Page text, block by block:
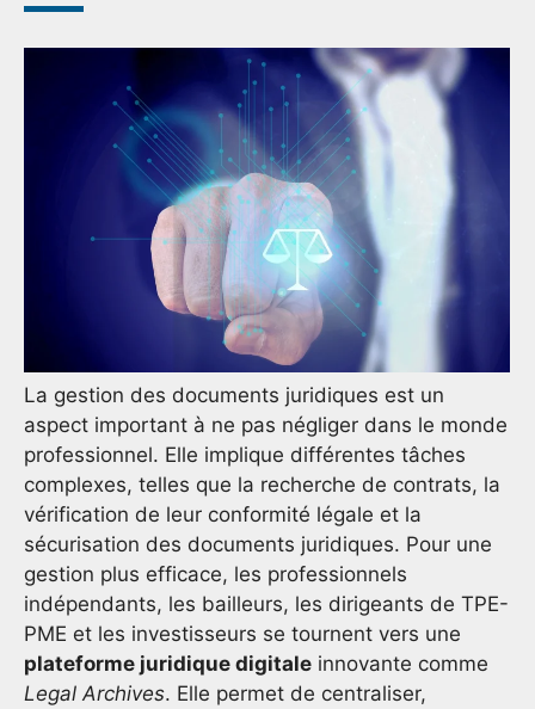
La gestion des documents juridiques est un
aspect important à ne pas négliger dans le monde
professionnel. Elle implique différentes tâches
complexes, telles que la recherche de contrats, la
vérification de leur conformité légale et la
sécurisation des documents juridiques. Pour une
gestion plus efficace, les professionnels
indépendants, les bailleurs, les dirigeants de TPE-
PME et les investisseurs se tournent vers une
plateforme juridique digitale innovante comme
Legal Archives. Elle permet de centraliser,